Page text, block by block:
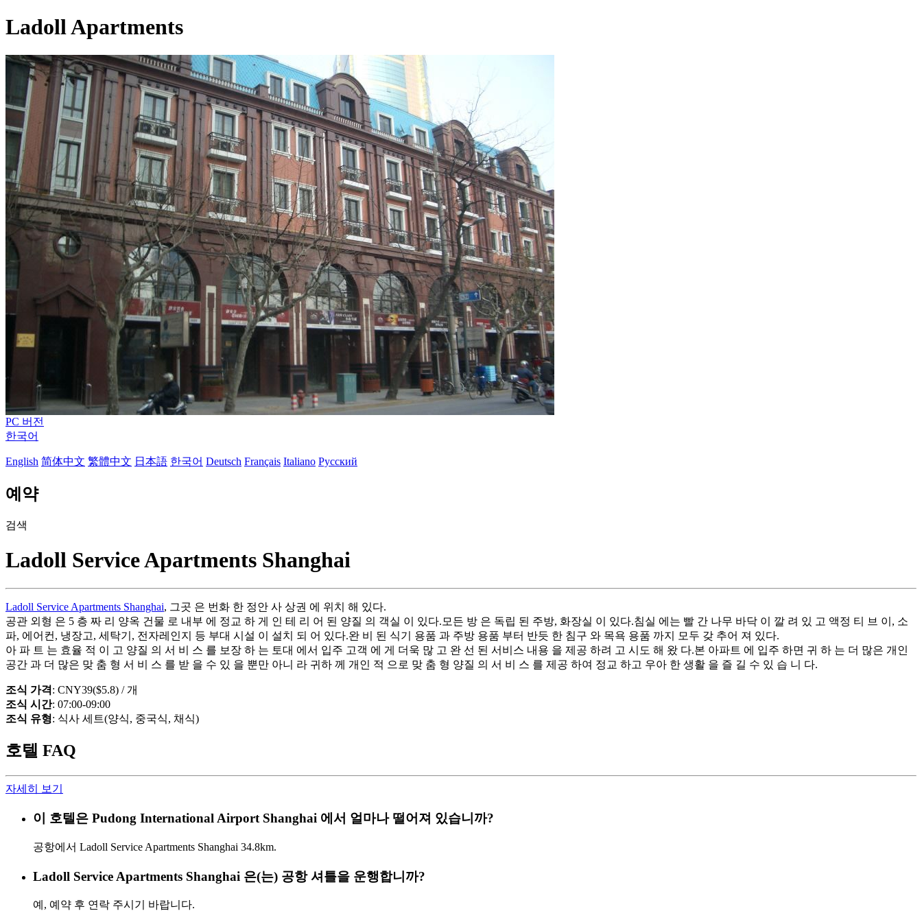
Ladoll Apartments
PC 버전
한국어
English 简体中文 繁體中文 日本語 한국어 Deutsch Français Italiano Русский
예약
검색
Ladoll Service Apartments Shanghai
Ladoll Service Apartments Shanghai, 그곳 은 번화 한 정안 사 상권 에 위치 해 있다.
공관 외형 은 5 층 짜 리 양옥 건물 로 내부 에 정교 하 게 인 테 리 어 된 양질 의 객실 이 있다.모든 방 은 독립 된 주방, 화장실 이 있다.침실 에는 빨 간 나무 바닥 이 깔 려 있 고 액정 티 브 이, 소
파, 에어컨, 냉장고, 세탁기, 전자레인지 등 부대 시설 이 설치 되 어 있다.완 비 된 식기 용품 과 주방 용품 부터 반듯 한 침구 와 목욕 용품 까지 모두 갖 추어 져 있다.
아 파 트 는 효율 적 이 고 양질 의 서 비 스 를 보장 하 는 토대 에서 입주 고객 에 게 더욱 많 고 완 선 된 서비스 내용 을 제공 하려 고 시도 해 왔 다.본 아파트 에 입주 하면 귀 하 는 더 많은 개인
공간 과 더 많은 맞 춤 형 서 비 스 를 받 을 수 있 을 뿐만 아니 라 귀하 께 개인 적 으로 맞 춤 형 양질 의 서 비 스 를 제공 하여 정교 하고 우아 한 생활 을 즐 길 수 있 습 니 다.
조식 가격: CNY39($5.8) / 개
조식 시간: 07:00-09:00
조식 유형: 식사 세트(양식, 중국식, 채식)
호텔 FAQ
자세히 보기
이 호텔은 Pudong International Airport Shanghai 에서 얼마나 떨어져 있습니까?
공항에서 Ladoll Service Apartments Shanghai 34.8km.
Ladoll Service Apartments Shanghai 은(는) 공항 셔틀을 운행합니까?
예, 예약 후 연락 주시기 바랍니다.